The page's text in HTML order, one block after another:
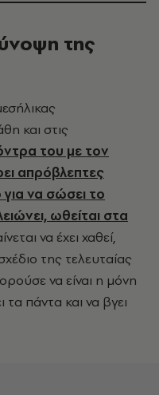
της
και στις
του με τον
απρόβλεπτες
για να σώσει το
ωθείται στα
να έχει χαθεί,
της τελευταίας
να είναι η μόνη
πάντα και να βγει